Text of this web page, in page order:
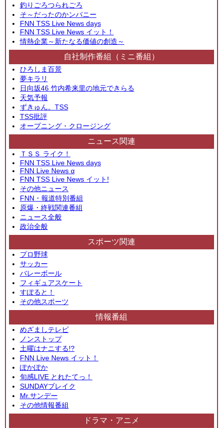
釣りごろつられごろ
そ～だったのかンパニー
FNN TSS Live News days
FNN TSS Live News イット！
情熱企業～新たなる価値の創造～
自社制作番組（ミニ番組）
ひろしま百景
夢キラリ
日向坂46 竹内希来里の地元できらる
天気予報
ずきゅん。TSS
TSS批評
オープニング・クロージング
ニュース関連
ＴＳＳ ライク！
FNN TSS Live News days
FNN Live News α
FNN TSS Live News イット!
その他ニュース
FNN・報道特別番組
原爆・終戦関連番組
ニュース全般
政治全般
スポーツ関連
プロ野球
サッカー
バレーボール
フィギュアスケート
すぽると！
その他スポーツ
情報番組
めざましテレビ
ノンストップ
土曜はナニする!?
FNN Live News イット！
ぽかぽか
旬感LIVE とれたてっ！
SUNDAYブレイク
Mr.サンデー
その他情報番組
ドラマ・アニメ